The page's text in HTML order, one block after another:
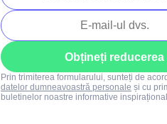
Obțineți reducerea
Prin trimiterea formularului, sunteți de
datelor dumneavoastră personale și cu
buletinelor noastre informative